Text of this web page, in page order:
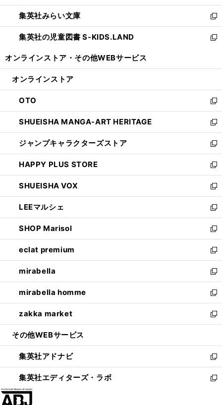
開
く
ウ
で
開
く
ン
ド
ウ
で
ウ
ィ
ン
ド
開
集英社みらい文庫
新
し
い
ン
ウ
で
開
く
集英社の児童図書 S-KIDS.LAND
新
ウ
ン
ド
ウ
で
開
く
オンラインストア・ その他WEBサービス
オンラインストア
OTO
新
し
い
ウ
ィ
ン
ド
ウ
で
開
く
SHUEISHA MANGA-ART HERITAGE
新
し
い
ウ
ィ
ン
ド
ウ
で
開
く
ジャンプキャラクターズストア
新
し
い
ウ
ィ
ン
ド
ウ
で
開
く
HAPPY PLUS STORE
新
し
い
ウ
ィ
ン
ド
ウ
で
開
く
SHUEISHA VOX
新
し
い
ウ
ィ
ン
ド
ウ
で
開
く
LEEマルシェ
新
し
い
ウ
ィ
ン
ド
ウ
で
開
く
SHOP Marisol
新
し
い
ウ
ィ
ン
ド
ウ
で
開
eclat premium
新
し
い
ウ
ィ
ン
ド
ウ
開
く
mirabella
新
し
い
ウ
ィ
ン
ウ
で
開
く
mirabella homme
新
し
い
ウ
ン
ド
ウ
で
zakka market
新
し
ウ
ィ
ン
ド
その他WEBサービス
集英社アドナビ
新
し
い
集英社エディターズ・ラボ
新